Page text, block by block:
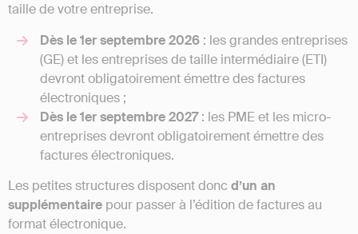
taille de votre entreprise.
Dès le 1er septembre 2026 : les grandes entreprises
(GE) et les entreprises de taille intermédiaire (ETI)
devront obligatoirement émettre des factures
électroniques ;
Dès le 1er septembre 2027: les PME et les micro-
entreprises devront obligatoirement émettre des
factures électroniques.
Les petites structures disposent donc d’un an
supplémentaire pour passer à l’édition de factures au
format électronique.